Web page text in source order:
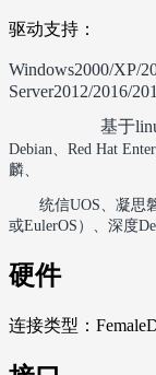
驱动支持：
Windows2000/XP/
Server2012/2016/
基于linux内
Debian‌、 Red Hat
麟、
统信UOS‌ 、凝思
或EulerOS ）、深度
硬件
连接类型：